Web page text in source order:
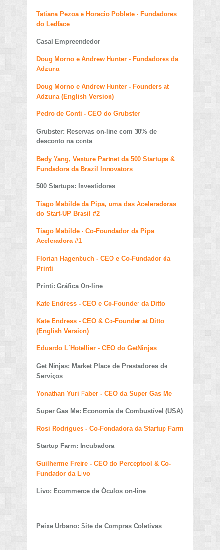
Tatiana Pezoa e Horacio Poblete - Fundadores
do Ledface
Casal Empreendedor
Doug Morno e Andrew Hunter - Fundadores da
Adzuna
Doug Morno e Andrew Hunter - Founders at
Adzuna (English Version)
Pedro de Conti - CEO do Grubster
Grubster: Reservas on-line com 30% de
desconto na conta
Bedy Yang, Venture Partnet da 500 Startups &
Fundadora da Brazil Innovators
500 Startups: Investidores
Tiago Mabilde da Pipa, uma das Aceleradoras
do Start-UP Brasil #2
Tiago Mabilde - Co-Foundador da Pipa
Aceleradora #1
Florian Hagenbuch - CEO e Co-Fundador da
Printi
Printi: Gráfica On-line
Kate Endress - CEO e Co-Founder da Ditto
Kate Endress - CEO & Co-Founder at Ditto
(English Version)
Eduardo L´Hotellier - CEO do GetNinjas
Get Ninjas: Market Place de Prestadores de
Serviços
Yonathan Yuri Faber - CEO da Super Gas Me
Super Gas Me: Economia de Combustível (USA)
Rosi Rodrigues - Co-Fondadora da Startup Farm
Startup Farm: Incubadora
Guilherme Freire - CEO do Perceptool & Co-
Fundador da Livo
Livo: Ecommerce de Óculos on-line
Peixe Urbano: Site de Compras Coletivas